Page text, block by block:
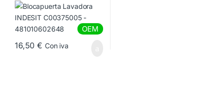
OEM
16,50€ Con iva